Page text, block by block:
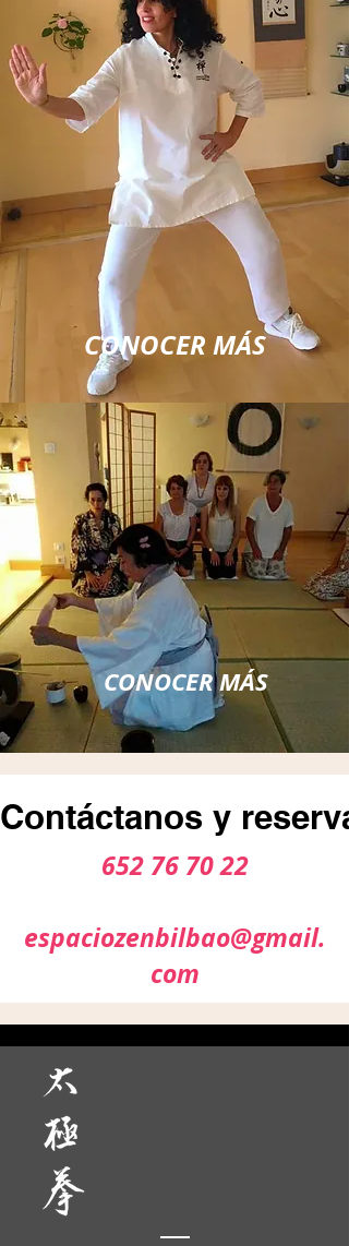
CONOCER MÁS
CONOCER MÁS
Contáctanos y
652 76 70 22
espaciozenbilbao@gmail.
com